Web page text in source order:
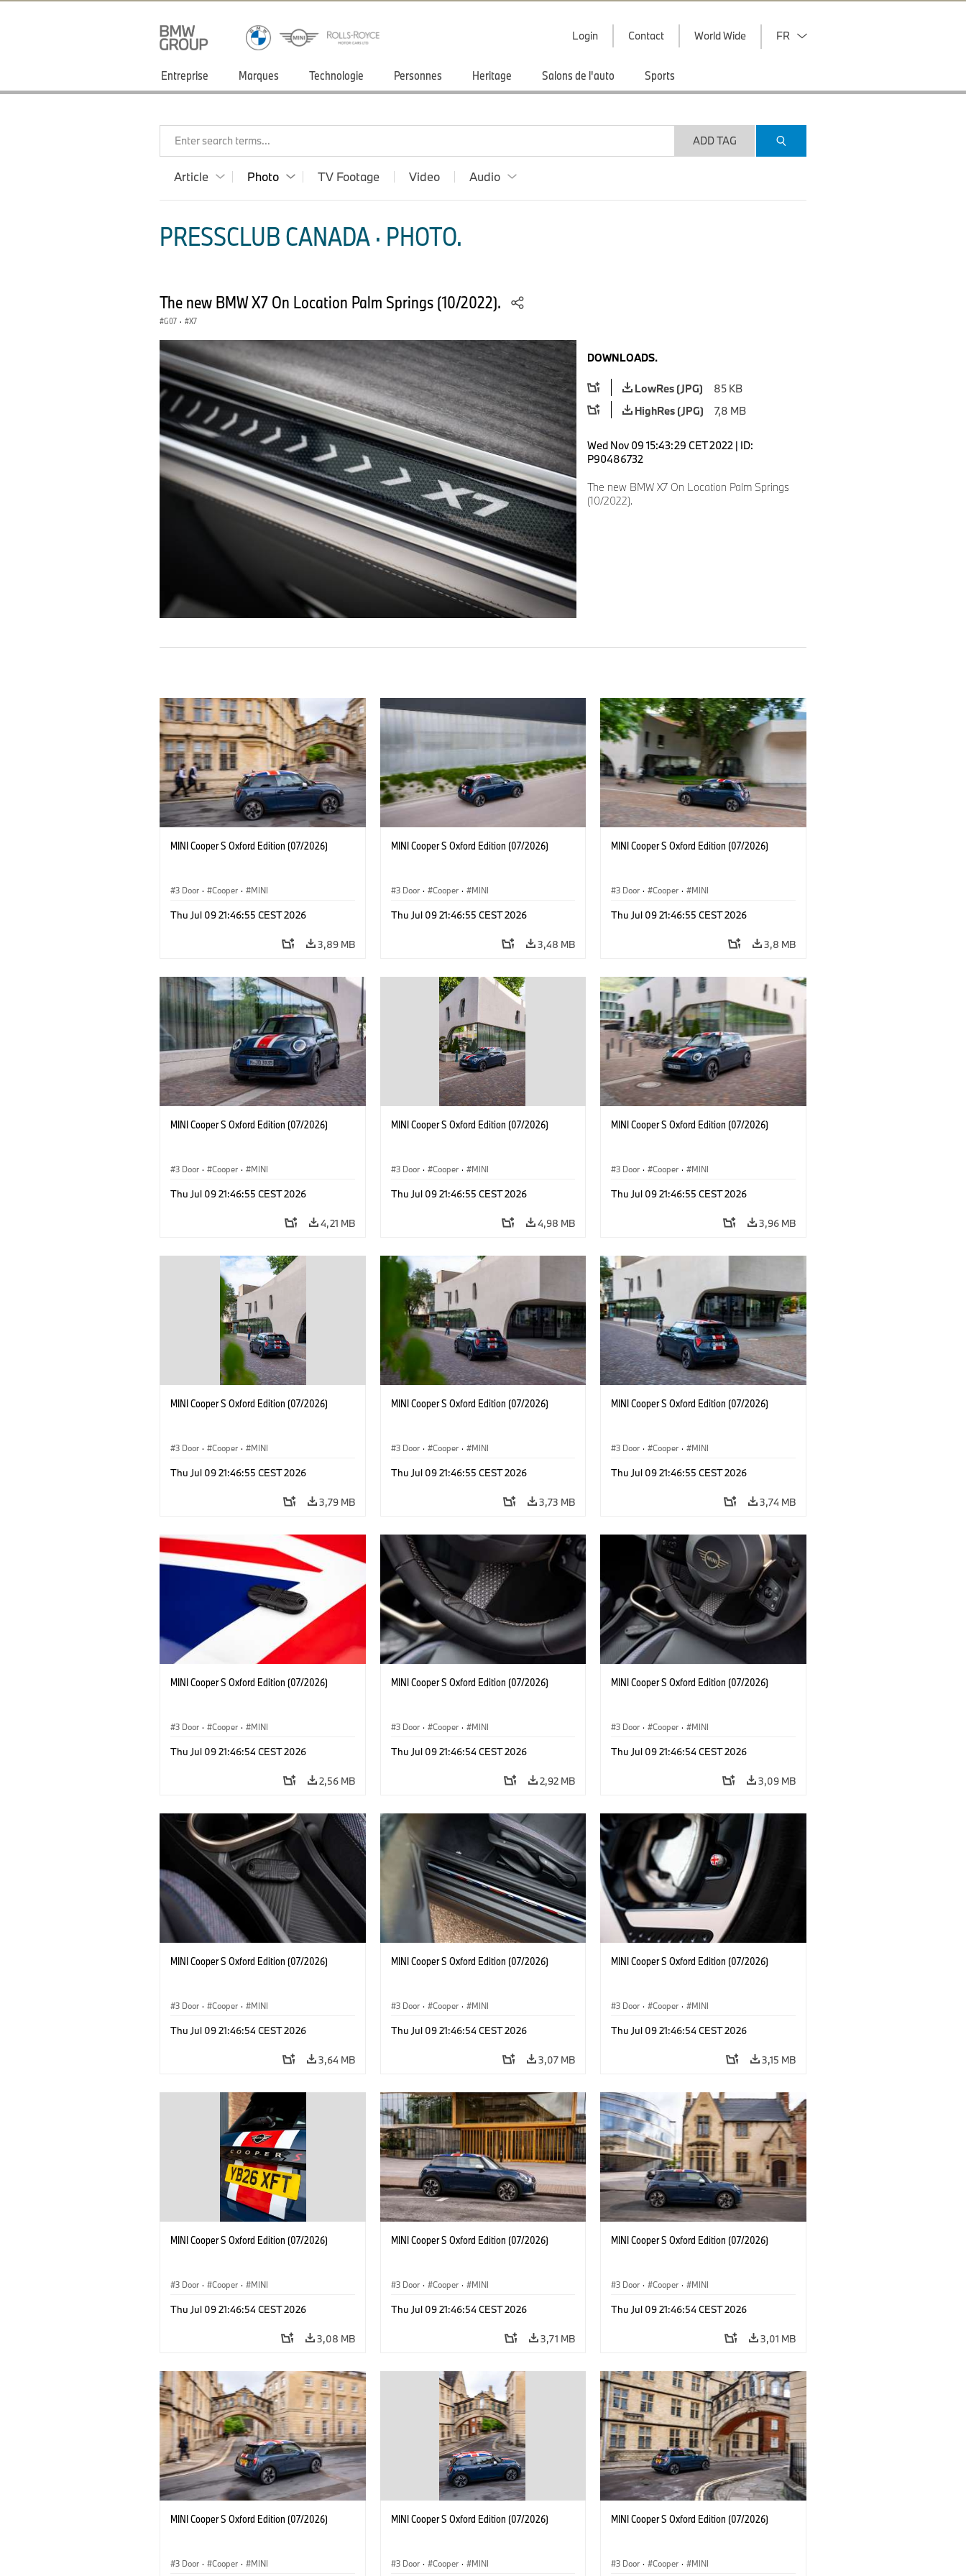
Login Contact World Wide FR
Entreprise Marques Technologie Personnes Heritage Salons de l'auto Sports
Enter search terms... ADD TAG
Article Photo TV Footage Video Audio
PRESSCLUB CANADA · PHOTO.
The new BMW X7 On Location Palm Springs (10/2022).
G07 · X7
DOWNLOADS.
LowRes (JPG)
85 KB
HighRes (JPG)
7,8 MB
Wed Nov 09 15:43:29 CET 2022 | ID:
P90486732
The new BMW X7 On Location Palm Springs
(10/2022).
MINI Cooper S Oxford Edition (07/2026)
3 Door · Cooper · MINI
Thu Jul 09 21:46:55 CEST 2026
3,89 MB
MINI Cooper S Oxford Edition (07/2026)
3 Door · Cooper · MINI
Thu Jul 09 21:46:55 CEST 2026
3,48 MB
MINI Cooper S Oxford Edition (07/2026)
3 Door · Cooper · MINI
Thu Jul 09 21:46:55 CEST 2026
3,8 MB
MINI Cooper S Oxford Edition (07/2026)
3 Door · Cooper · MINI
Thu Jul 09 21:46:55 CEST 2026
4,21 MB
MINI Cooper S Oxford Edition (07/2026)
3 Door · Cooper · MINI
Thu Jul 09 21:46:55 CEST 2026
4,98 MB
MINI Cooper S Oxford Edition (07/2026)
3 Door · Cooper · MINI
Thu Jul 09 21:46:55 CEST 2026
3,96 MB
MINI Cooper S Oxford Edition (07/2026)
3 Door · Cooper · MINI
Thu Jul 09 21:46:55 CEST 2026
3,79 MB
MINI Cooper S Oxford Edition (07/2026)
3 Door · Cooper · MINI
Thu Jul 09 21:46:55 CEST 2026
3,73 MB
MINI Cooper S Oxford Edition (07/2026)
3 Door · Cooper · MINI
Thu Jul 09 21:46:55 CEST 2026
3,74 MB
MINI Cooper S Oxford Edition (07/2026)
3 Door · Cooper · MINI
Thu Jul 09 21:46:54 CEST 2026
2,56 MB
MINI Cooper S Oxford Edition (07/2026)
3 Door · Cooper · MINI
Thu Jul 09 21:46:54 CEST 2026
2,92 MB
MINI Cooper S Oxford Edition (07/2026)
3 Door · Cooper · MINI
Thu Jul 09 21:46:54 CEST 2026
3,09 MB
MINI Cooper S Oxford Edition (07/2026)
3 Door · Cooper · MINI
Thu Jul 09 21:46:54 CEST 2026
3,64 MB
MINI Cooper S Oxford Edition (07/2026)
3 Door · Cooper · MINI
Thu Jul 09 21:46:54 CEST 2026
3,07 MB
MINI Cooper S Oxford Edition (07/2026)
3 Door · Cooper · MINI
Thu Jul 09 21:46:54 CEST 2026
3,15 MB
MINI Cooper S Oxford Edition (07/2026)
3 Door · Cooper · MINI
Thu Jul 09 21:46:54 CEST 2026
3,08 MB
MINI Cooper S Oxford Edition (07/2026)
3 Door · Cooper · MINI
Thu Jul 09 21:46:54 CEST 2026
3,71 MB
MINI Cooper S Oxford Edition (07/2026)
3 Door · Cooper · MINI
Thu Jul 09 21:46:54 CEST 2026
3,01 MB
MINI Cooper S Oxford Edition (07/2026)
3 Door · Cooper · MINI
MINI Cooper S Oxford Edition (07/2026)
3 Door · Cooper · MINI
MINI Cooper S Oxford Edition (07/2026)
3 Door · Cooper · MINI